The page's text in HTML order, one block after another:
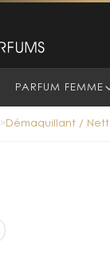
PARFUM FEMME
> Démaquillant /